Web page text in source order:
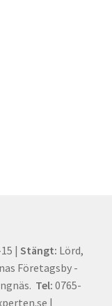
| Stängt: Lörd,
Företagsby -
Tel: 0765-
|